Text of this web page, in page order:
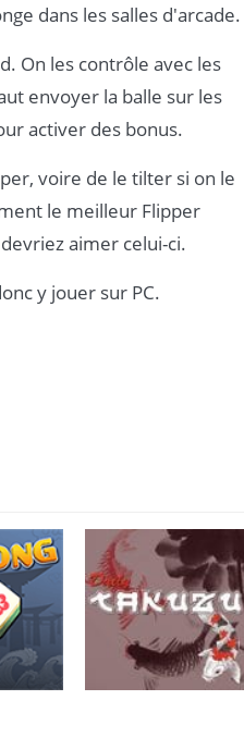
dans les salles d'arcade.
On les contrôle avec les
envoyer la balle sur les
activer des bonus.
voire de le tilter si on le
le meilleur Flipper
aimer celui-ci.
y jouer sur PC.